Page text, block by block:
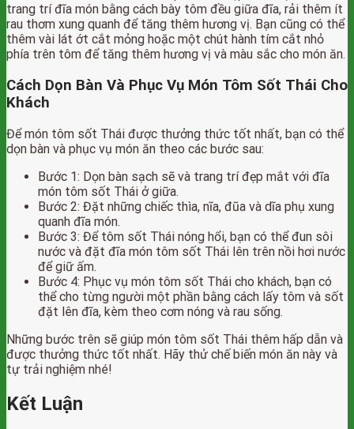
trang trí đĩa món bằng cách bày tôm đều giữa đĩa, rải thêm ít
rau thơm xung quanh để tăng thêm hương vị. Bạn cũng có thể
thêm vài lát ớt cắt mỏng hoặc một chút hành tím cắt nhỏ
phía trên tôm để tăng thêm hương vị và màu sắc cho món ăn.
Cách Dọn Bàn Và Phục Vụ Món Tôm Sốt Thái Cho
Khách
Để món tôm sốt Thái được thưởng thức tốt nhất, bạn có thể
dọn bàn và phục vụ món ăn theo các bước sau:
Bước 1: Dọn bàn sạch sẽ và trang trí đẹp mắt với đĩa
món tôm sốt Thái ở giữa.
Bước 2: Đặt những chiếc thìa, nĩa, đũa và dĩa phụ xung
quanh đĩa món.
Bước 3: Để tôm sốt Thái nóng hổi, bạn có thể đun sôi
nước và đặt đĩa món tôm sốt Thái lên trên nồi hơi nước
để giữ ấm.
Bước 4: Phục vụ món tôm sốt Thái cho khách, bạn có
thể cho từng người một phần bằng cách lấy tôm và sốt
đặt lên đĩa, kèm theo cơm nóng và rau sống.
Những bước trên sẽ giúp món tôm sốt Thái thêm hấp dẫn và
được thưởng thức tốt nhất. Hãy thử chế biến món ăn này và
tự trải nghiệm nhé!
Kết Luận